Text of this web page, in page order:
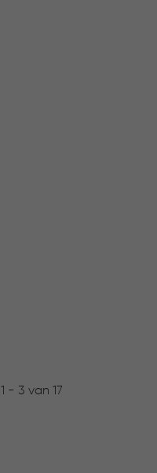
1 - 3 van 17